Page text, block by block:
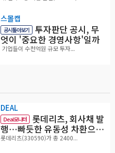
스몰캡
공시톺아보기 투자판단 공시, 무
엇이 '중요한 경영사항'일까
기업들이 수천억원 규모 투자...
DEAL
Deal모니터 롯데리츠, 회사채 발
행…빠듯한 유동성 차환으로
대응
롯데리츠(330590)가 총 2400...